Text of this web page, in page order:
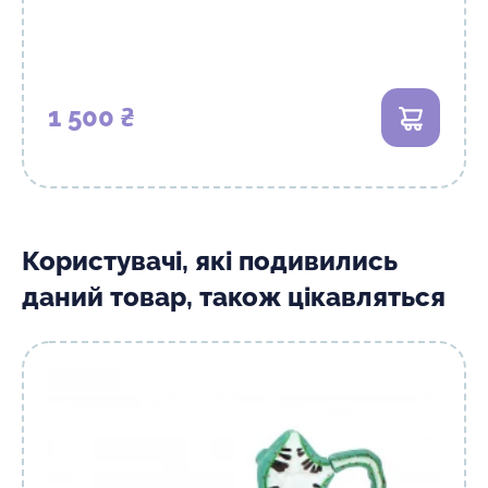
1 500 ₴ В кошик
Користувачі, які подивились
даний товар, також цікавляться